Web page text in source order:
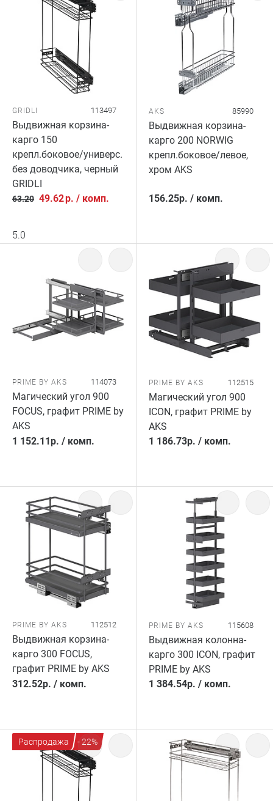
GRIDLI 113497
Выдвижная корзина-
карго 150
крепл.боковое/универс.
без доводчика, черный
GRIDLI
63.20 49.62р. / комп.
5.0
AKS 85990
Выдвижная корзина-
карго 200 NORWIG
крепл.боковое/левое,
хром AKS
156.25р. / комп.
PRIME BY AKS 114073
Магический угол 900
FOCUS, графит PRIME by
AKS
1 152.11р. / комп.
PRIME BY AKS 112515
Магический угол 900
ICON, графит PRIME by
AKS
1 186.73р. / комп.
PRIME BY AKS 112512
Выдвижная корзина-
карго 300 FOCUS,
графит PRIME by AKS
312.52р. / комп.
PRIME BY AKS 115608
Выдвижная колонна-
карго 300 ICON, графит
PRIME by AKS
1 384.54р. / комп.
Распродажа - 22%